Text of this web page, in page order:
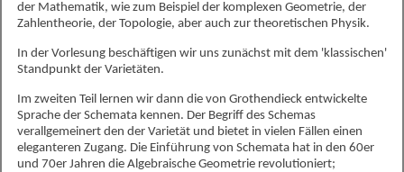
der Mathematik, wie zum Beispiel der komplexen Geometrie, der
Zahlentheorie, der Topologie, aber auch zur theoretischen Physik.
In der Vorlesung beschäftigen wir uns zunächst mit dem 'klassischen'
Standpunkt der Varietäten.
Im zweiten Teil lernen wir dann die von Grothendieck entwickelte
Sprache der Schemata kennen. Der Begriff des Schemas
verallgemeinert den der Varietät und bietet in vielen Fällen einen
eleganteren Zugang. Die Einführung von Schemata hat in den 60er
und 70er Jahren die Algebraische Geometrie revolutioniert;